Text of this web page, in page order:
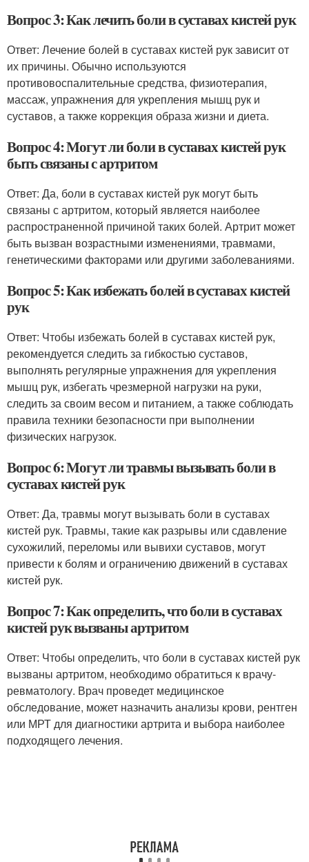
Вопрос 3: Как лечить боли в суставах кистей рук
Ответ: Лечение болей в суставах кистей рук зависит от
их причины. Обычно используются
противовоспалительные средства, физиотерапия,
массаж, упражнения для укрепления мышц рук и
суставов, а также коррекция образа жизни и диета.
Вопрос 4: Могут ли боли в суставах кистей рук
быть связаны с артритом
Ответ: Да, боли в суставах кистей рук могут быть
связаны с артритом, который является наиболее
распространенной причиной таких болей. Артрит может
быть вызван возрастными изменениями, травмами,
генетическими факторами или другими заболеваниями.
Вопрос 5: Как избежать болей в суставах кистей
рук
Ответ: Чтобы избежать болей в суставах кистей рук,
рекомендуется следить за гибкостью суставов,
выполнять регулярные упражнения для укрепления
мышц рук, избегать чрезмерной нагрузки на руки,
следить за своим весом и питанием, а также соблюдать
правила техники безопасности при выполнении
физических нагрузок.
Вопрос 6: Могут ли травмы вызывать боли в
суставах кистей рук
Ответ: Да, травмы могут вызывать боли в суставах
кистей рук. Травмы, такие как разрывы или сдавление
сухожилий, переломы или вывихи суставов, могут
привести к болям и ограничению движений в суставах
кистей рук.
Вопрос 7: Как определить, что боли в суставах
кистей рук вызваны артритом
Ответ: Чтобы определить, что боли в суставах кистей рук
вызваны артритом, необходимо обратиться к врачу-
ревматологу. Врач проведет медицинское
обследование, может назначить анализы крови, рентген
или МРТ для диагностики артрита и выбора наиболее
подходящего лечения.